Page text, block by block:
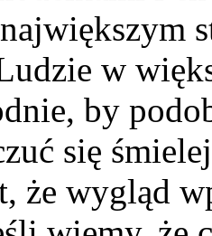
w
by
się
że wygląd